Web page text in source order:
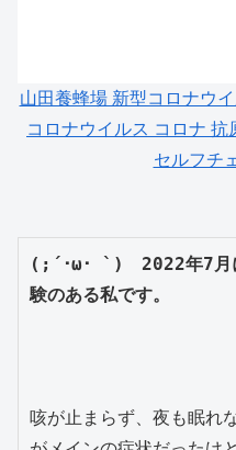
山田養蜂場 新型コロナウ
コロナウイルス コロナ
セルフチ
(;´･ω･ `)　2022年7月
験のある私です。
咳が止まらず、夜も眠れ